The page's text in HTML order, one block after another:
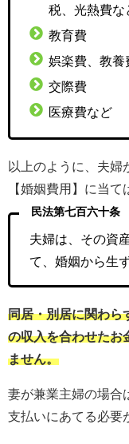
税、光熱費な
教育費
娯楽費、教養
交際費
医療費など
以上のように、夫
【婚姻費用】に当て
民法第七百六十条
夫婦は、その資
て、婚姻から生
同居・別居に関わら
の収入を合わせたお
ません。
妻が兼業主婦の場合
支払いにあてる必要